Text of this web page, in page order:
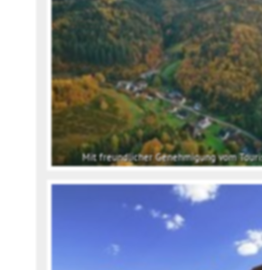
Mit freundlicher Genehmigung vom